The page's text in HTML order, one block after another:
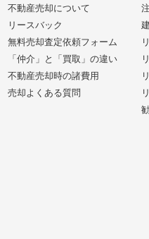
不動産売却について
リースバック
無料売却査定依頼フォーム
「仲介」と「買取」の違い
不動産売却時の諸費用
売却よくある質問